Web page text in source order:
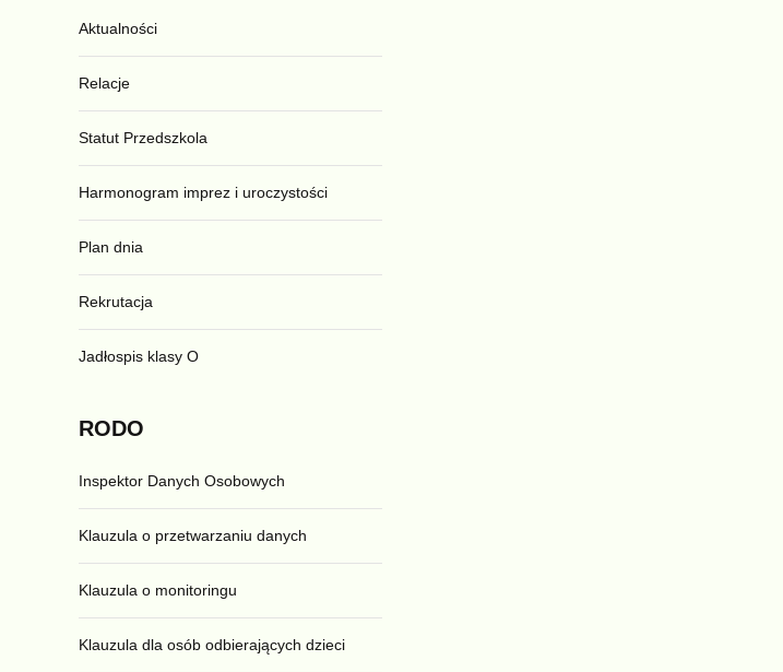
Aktualności
Relacje
Statut Przedszkola
Harmonogram imprez i uroczystości
Plan dnia
Rekrutacja
Jadłospis klasy O
RODO
Inspektor Danych Osobowych
Klauzula o przetwarzaniu danych
Klauzula o monitoringu
Klauzula dla osób odbierających dzieci